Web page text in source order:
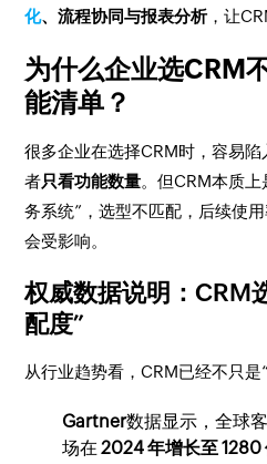
化、流程协同与报表分析，让
为什么企业选CRM
能清单？
很多企业在选择CRM时，容易陷
者只看功能数量。但CRM本质
务系统”，选型不匹配，后续使
会受影响。
权威数据说明：CRM
配度”
从行业趋势看，CRM已经不只是
Gartner数据显示，全球
场在2024 年增长至